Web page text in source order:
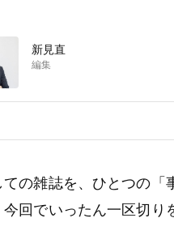
新見直
編集
の雑誌を、ひとつの「
回でいったん一区切り